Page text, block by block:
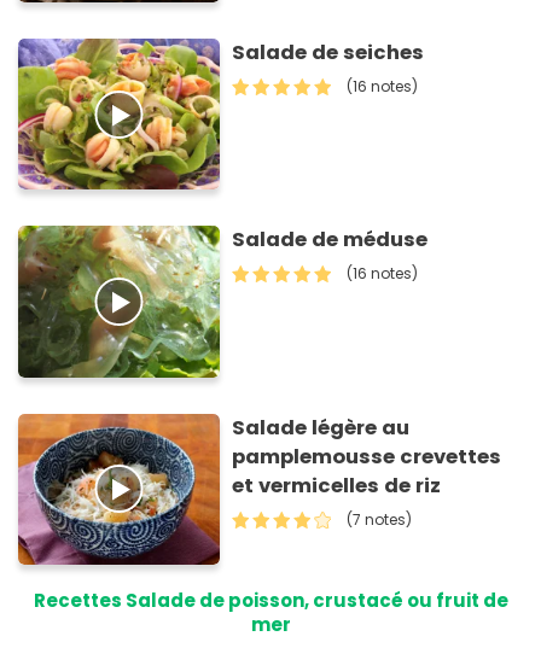
Salade de seiches
(16 notes)
Salade de méduse
(16 notes)
Salade légère au
pamplemousse crevettes
et vermicelles de riz
(7 notes)
Recettes Salade de poisson, crustacé ou fruit de
mer